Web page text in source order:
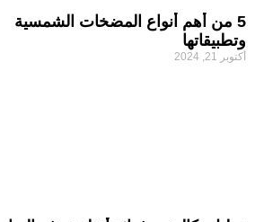
5 من أهم أنواع المضخات الشمسية
وتطبيقاتها
أكتوبر 21, 2024